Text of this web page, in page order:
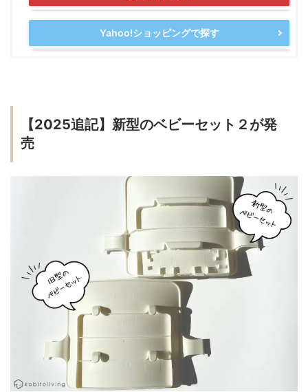
Yahoo!ショッピングで探す
【2025追記】新型のベビーセット２が発
売